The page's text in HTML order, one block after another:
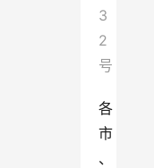
3
2
号
各
市
、